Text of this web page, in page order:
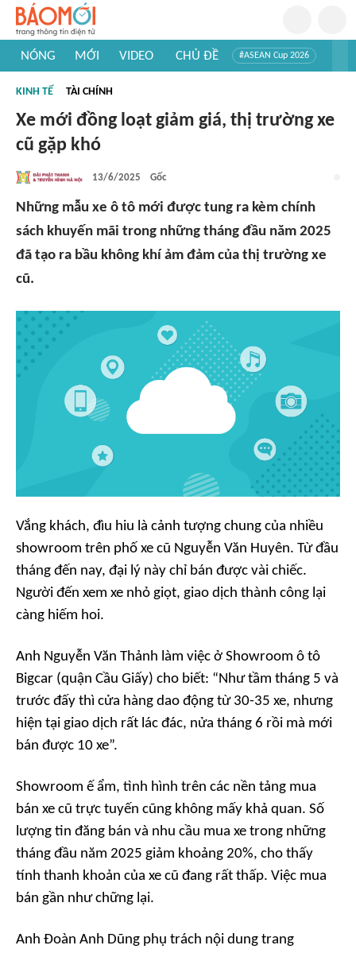
NÓNG MỚI VIDEO CHỦ ĐỀ #ASEAN Cup 2026
#Khám phá Việt Nam
KINH TẾ TÀI CHÍNH
Xe mới đồng loạt giảm giá, thị trường xe
cũ gặp khó
13/6/2025 Gốc
Những mẫu xe ô tô mới được tung ra kèm chính
sách khuyến mãi trong những tháng đầu năm 2025
đã tạo ra bầu không khí ảm đảm của thị trường xe
cũ.
Vắng khách, đìu hiu là cảnh tượng chung của nhiều
showroom trên phố xe cũ Nguyễn Văn Huyên. Từ đầu
tháng đến nay, đại lý này chỉ bán được vài chiếc.
Người đến xem xe nhỏ giọt, giao dịch thành công lại
càng hiếm hoi.
Anh Nguyễn Văn Thảnh làm việc ở Showroom ô tô
Bigcar (quận Cầu Giấy) cho biết: “Như tầm tháng 5 và
trước đấy thì cửa hàng dao động từ 30-35 xe, nhưng
hiện tại giao dịch rất lác đác, nửa tháng 6 rồi mà mới
bán được 10 xe”.
Showroom ế ẩm, tình hình trên các nền tảng mua
bán xe cũ trực tuyến cũng không mấy khả quan. Số
lượng tin đăng bán và nhu cầu mua xe trong những
tháng đầu năm 2025 giảm khoảng 20%, cho thấy
tính thanh khoản của xe cũ đang rất thấp. Việc mua
bán gần như chững lại.
Anh Đoàn Anh Dũng phụ trách nội dung trang